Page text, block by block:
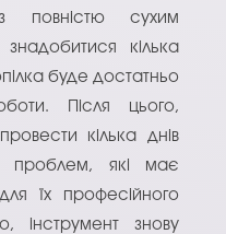
повністю сухим
кілька
буде достатньо
Після цього,
кілька днів
проблем, які має
їх професійного
інструмент знову